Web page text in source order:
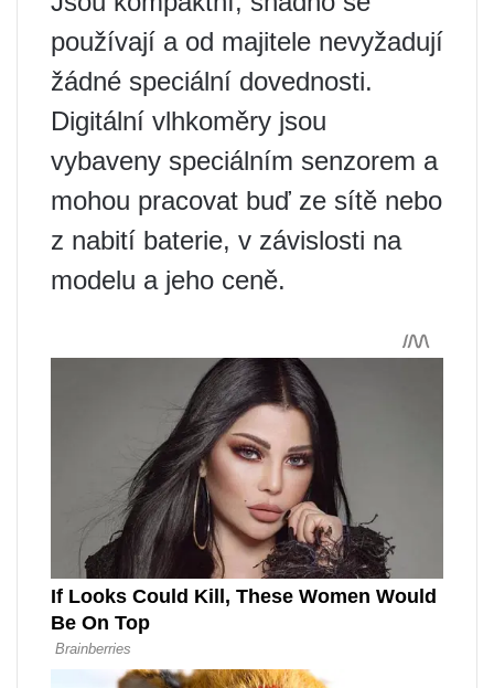
používají a od majitele nevyžadují
žádné speciální dovednosti.
Digitální vlhkoměry jsou
vybaveny speciálním senzorem a
mohou pracovat buď ze sítě nebo
z nabití baterie, v závislosti na
modelu a jeho ceně.